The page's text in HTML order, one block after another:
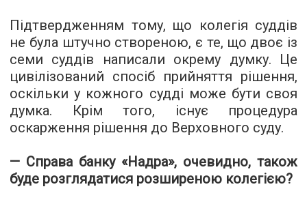
Підтвердженням тому, що колегія суддів
не була штучно створеною, є те, що двоє із
семи суддів написали окрему думку. Це
цивілізований спосіб прийняття рішення,
оскільки у кожного судді може бути своя
думка. Крім того, існує процедура
оскарження рішення до Верховного суду.
— Справа банку «Надра», очевидно, також
буде розглядатися розширеною колегією?